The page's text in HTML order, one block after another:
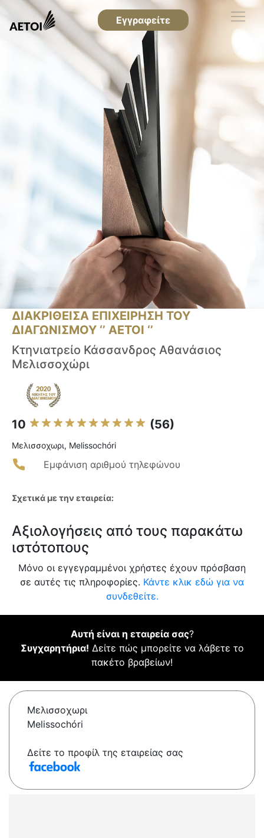
Εγγραφείτε
ΔΙΑΚΡΙΘΕΙΣΑ ΕΠΙΧΕΙΡΗΣΗ ΤΟΥ
ΔΙΑΓΩΝΙΣΜΟΥ ‘’ ΑΕΤΟΙ ‘’
Κτηνιατρείο Κάσσανδρος Αθανάσιος
Μελισσοχώρι
10 (56)
Μελισσοχωρι, Melissochóri
Εμφάνιση αριθμού τηλεφώνου
Σχετικά με την εταιρεία:
Αξιολογήσεις από τους παρακάτω
ιστότοπους
Μόνο οι εγγεγραμμένοι χρήστες έχουν πρόσβαση
σε αυτές τις πληροφορίες. Κάντε κλικ εδώ για να
συνδεθείτε.
Αυτή είναι η εταιρεία σας?
Συγχαρητήρια! Δείτε πώς μπορείτε να λάβετε το
πακέτο βραβείων!
Μελισσοχωρι
Melissochóri
Δείτε το προφίλ της εταιρείας σας